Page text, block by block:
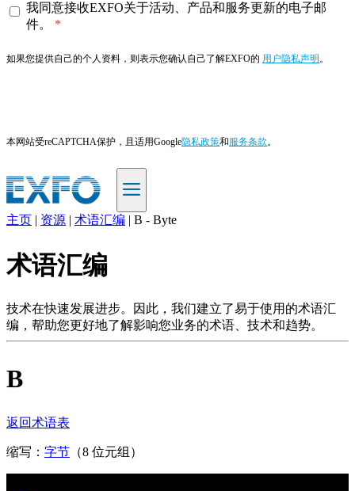
我同意接收EXFO关于活动、产品和服务更新的电子邮
件。
如果您提供自己的个人资料，则表示您确认自己了解EXFO的 用户隐私声明 。
本网站受reCAPTCHA保护，且适用Google隐私政策和服务条款。
产
解
决
案
持
务
主页 | 资源 | 术语汇编 | B - Byte
术语汇编
技术在快速发展进步。因此，我们建立了易于使用的术语汇
编，帮助您更好地了解影响您业务的术语、技术和趋势。
B
返回术语表
缩写： 字节 （8 位元组）